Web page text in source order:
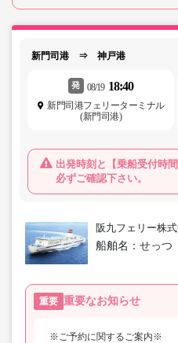
新門司港 ⇒ 神戸港
発 08/19 18:40
新門司港フェリーターミナル
(新門司港)
出発時刻と【乗船受付時
必ずご確認下さい。
阪九フェリー株
船舶名： せっつ
重要 重要なお知らせ
※ご予約に関するご案内※